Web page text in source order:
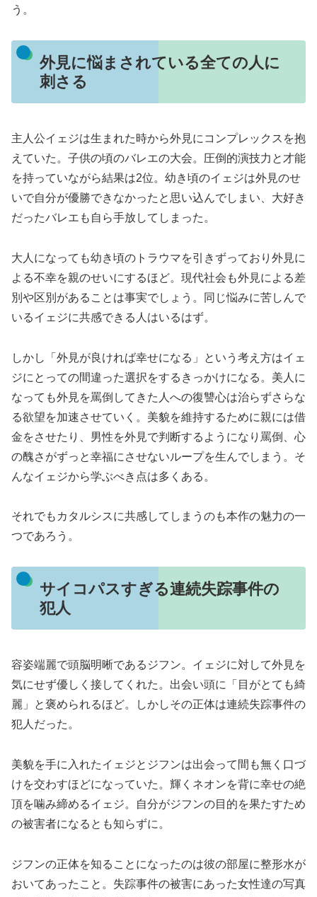
う。
外見に悩まされている全ての人に
刺さる
主人公イェジは生まれた時から外見にコンプレックスを抱
えていた。子供の頃のバレエの大会。圧倒的演技力と才能
を持っていながら結果は2位。幼き頃のイェジは外見のせ
いで自分が優勝できなかったと思い込んでしまい、大好き
だったバレエも自ら手放してしまった。
大人になっても幼き頃のトラウマを引きずっており外見に
よる不幸を親のせいにするほど。現代社会も外見による差
別や区別があることは事実でしょう。同じ悩みに苦しんで
いるイェジに共感できる人はいるはず。
しかし「外見が良ければ幸せになる」という考え方はイェ
ジにとっての間違った選択をするきっかけになる。美人に
なっても外見を罵倒してきた人への復讐心は治らずさらな
る欲望を加速させていく。美貌を維持するために親には借
金をさせたり、男性を外見で判断するようになり罵倒、心
の醜さがずっと幸福にさせないループを生んでしまう。そ
んなイェジから学ぶべき点は多くある。
それでもカタルシスに共感してしまうのも本作の魅力の一
つであろう。
サイコパスすぎる連続失踪事件の
犯人
容姿端麗で頭脳明晰であるジフン。イェジに対して外見を
気にせず優しく接してくれた。出会い頭に「目がとても綺
麗」と褒められるほど。しかしその正体は連続失踪事件の
犯人だった。
美貌を手に入れたイェジとジフンは出会って間も無く口づ
けを交わすほどになっていた。輝くネオンを背に幸せの絶
頂を噛み締めるイェジ。自分がジフンの目的を果たすため
の被害者になるとも知らずに。
ジフンの正体を知ることになったのは彼の部屋に整形水が
おいてあったこと。失踪事件の被害にあった女性達の写真